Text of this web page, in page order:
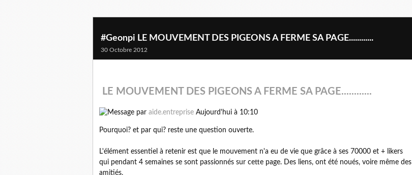
#Geonpi LE MOUVEMENT DES PIGEONS A FERME SA PAGE............
30 Octobre 2012
LE MOUVEMENT DES PIGEONS A FERME SA PAGE............
par aide.entreprise Aujourd'hui à 10:10
Pourquoi? et par qui? reste une question ouverte.
L'élément essentiel à retenir est que le mouvement n'a eu de vie que grâce à ses 70000 et + likers
qui pendant 4 semaines se sont passionnés sur cette page. Des liens, ont été noués, voire même des
amitiés.